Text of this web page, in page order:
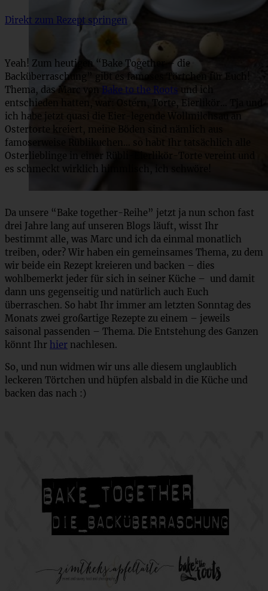
Direkt zum Rezept springen
Yeah! Zum heutigen “Bake Together – die
Backüberraschung” gibt es famoses Törtchen für Euch!
Thema, das Marc von Bake to the Roots und ich
entschieden hatten, war: Ostern, Torte, Eierlikör… Tja und
ich habe jetzt quasi die Eier-legende Wollmilchsau an
Ostertorte kreiert, meine Böden sind nämlich aus
famoserweise Rüblikuchen… so habt Ihr tatsächlich alle
Osterlieblinge in einer Rübli-Eierlikör-Torte vereint und
es schmeckt wirklich himmlisch, ich schwöre!
Da unsere “Bake together-Reihe” jetzt ja nun schon fast
drei Jahre lang auf unseren Blogs läuft, wisst Ihr
bestimmt alle, was Marc und ich da einmal monatlich
treiben, oder? Wir haben ein gemeinsames Thema, zu dem
wir beide ein Rezept kreieren und backen – dies
wohlbemerkt jeder für sich in seiner Küche – und damit
dann uns gegenseitig und natürlich auch Euch
überraschen. So habt Ihr immer am letzten Sonntag des
Monats zwei großartige Rezepte zu einem – jeweils
saisonal passenden – Thema. Die Entstehung des Ganzen
könnt Ihr hier nachlesen.
So, und nun widmen wir uns alle diesem unglaublich
leckeren Törtchen und hüpfen alsbald in die Küche und
backen das nach :)